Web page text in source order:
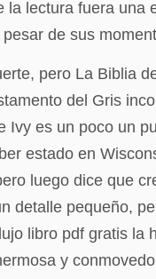
la lectura fuera una
de sus
pero La Biblia
del Gris
Ivy es un poco un
estado en
luego dice que
detalle pequeño,
libro pdf gratis la
y